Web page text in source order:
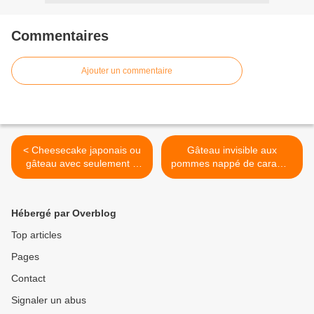
Commentaires
Ajouter un commentaire
< Cheesecake japonais ou
gâteau avec seulement 3
ingrédients au companion
Gâteau invisible aux
pommes nappé de caramel
beurre salé recette facile au
Hébergé par Overblog
Top articles
Pages
Contact
Signaler un abus